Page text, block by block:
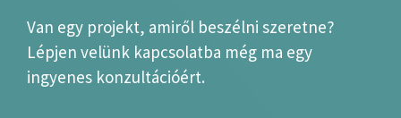
Van egy projekt, amiről beszélni szeretne?
Lépjen velünk kapcsolatba még ma egy
ingyenes konzultációért.